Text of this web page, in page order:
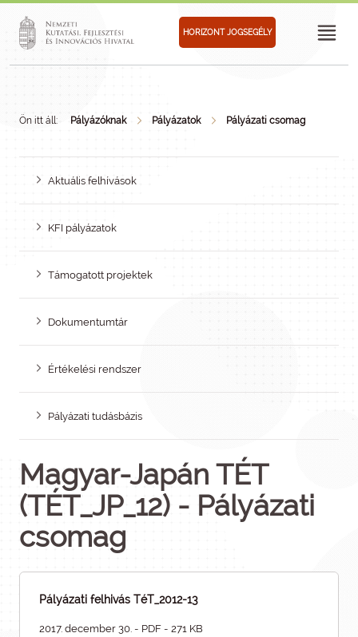
HORIZONT JOGSEGÉLY
Ön itt áll: Pályázóknak Pályázatok Pályázati csomag
Aktuális felhívások
KFI pályázatok
Támogatott projektek
Dokumentumtár
Értékelési rendszer
Pályázati tudásbázis
Magyar-Japán TÉT
(TÉT_JP_12) - Pályázati
csomag
Pályázati felhivás TéT_2012-13
2017. december 30. - PDF - 271 KB